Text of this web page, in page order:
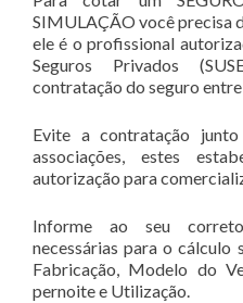
SIMULAÇÃO você precisa
ele é o profissional
Seguros Privados
contratação do seguro
Evite a contratação
associações, estes
autorização para
Informe ao seu
necessárias para o cálculo
Fabricação, Modelo do
pernoite e Utilização.